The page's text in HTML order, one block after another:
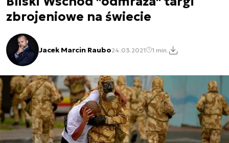
zbrojeniowe na świecie
Jacek Marcin Raubo24.03.2021 1 min.